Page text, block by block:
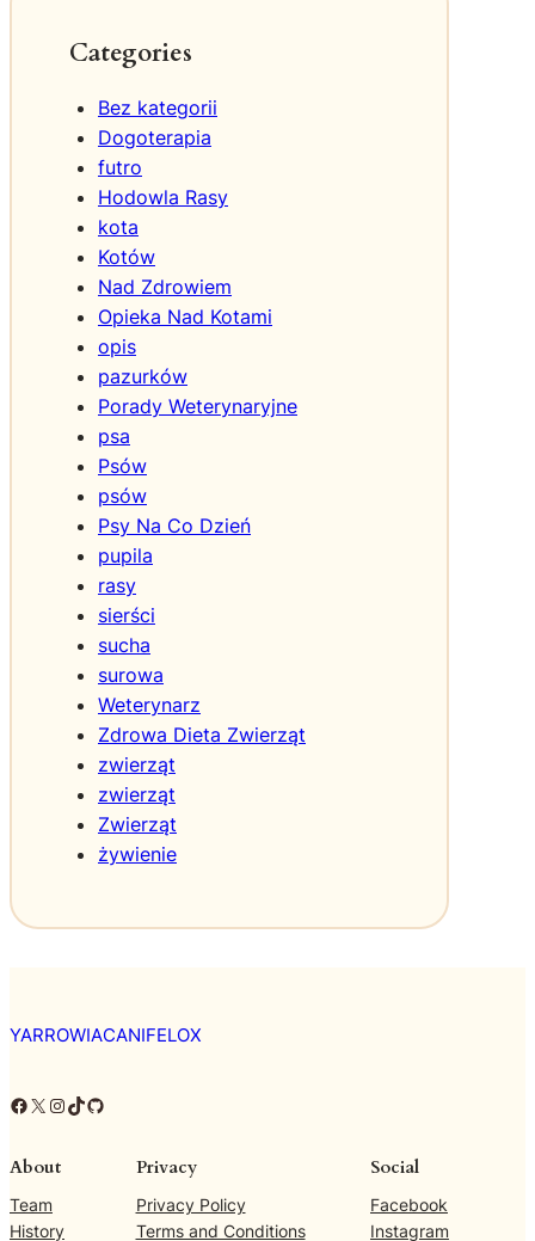
i
Categories
Bez kategorii
Dogoterapia
futro
Hodowla Rasy
kota
Kotów
Nad Zdrowiem
Opieka Nad Kotami
opis
pazurków
Porady Weterynaryjne
psa
Psów
psów
Psy Na Co Dzień
pupila
rasy
sierści
sucha
surowa
Weterynarz
Zdrowa Dieta Zwierząt
zwierząt
zwierząt
Zwierząt
żywienie
YARROWIACANIFELOX
Facebook X Instagram TikTok GitHub
About
Team
History
Privacy
Privacy Policy
Terms and Conditions
Social
Facebook
Instagram